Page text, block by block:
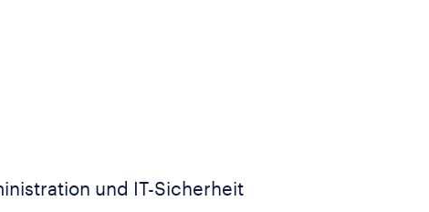
und IT-Sicherheit